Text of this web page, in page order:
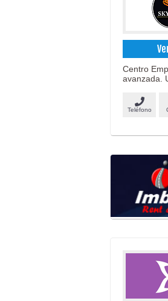
Centro
avanzada.
Teléfono